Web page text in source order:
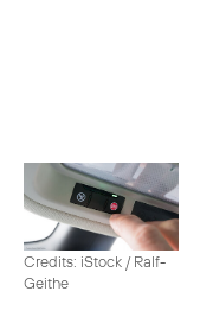
Credits: iStock / Ralf-
Geithe